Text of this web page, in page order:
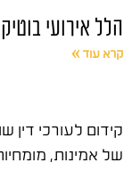
הלל אירועי בוטיק
קרא עוד »
קידום לעורכי
של אמינות,